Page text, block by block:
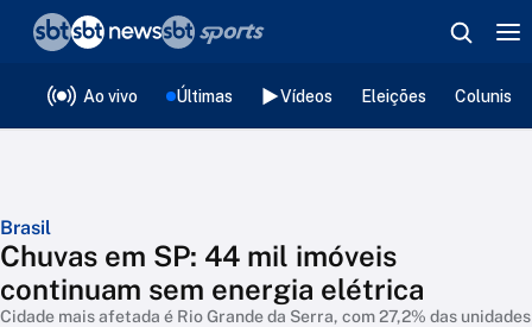
Ao vivo Últimas Vídeos Eleições
Brasil
Chuvas em SP: 44 mil imóveis
continuam sem energia elétrica
Cidade mais afetada é Rio Grande da Serra, com 27,2% das unidades
❮voltar
Editorias